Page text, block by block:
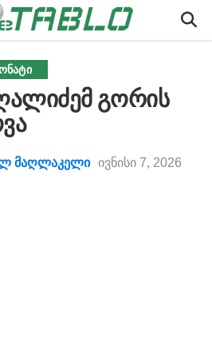
გორის
მაღლაკელი ივნისი 7, 2026